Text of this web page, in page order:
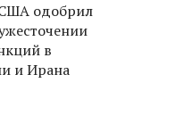
США одобрил
в
и Ирана